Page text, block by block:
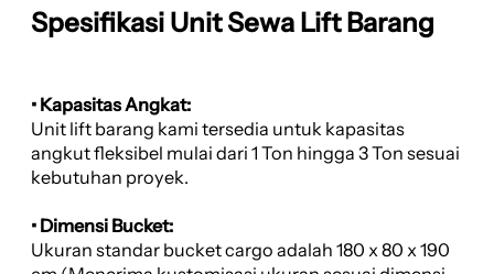
Spesifikasi Unit Sewa Lift Barang
• Kapasitas Angkat:
Unit lift barang kami tersedia untuk kapasitas
angkut fleksibel mulai dari 1 Ton hingga 3 Ton sesuai
kebutuhan proyek.
• Dimensi Bucket:
Ukuran standar bucket cargo adalah 180 x 80 x 190